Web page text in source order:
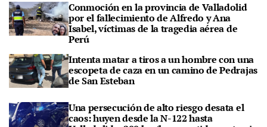
Conmoción en la provincia de Valladolid
por el fallecimiento de Alfredo y Ana
Isabel, víctimas de la tragedia aérea de
Perú
Intenta matar a tiros a un hombre con una
escopeta de caza en un camino de Pedrajas
de San Esteban
Una persecución de alto riesgo desata el
caos: huyen desde la N-122 hasta